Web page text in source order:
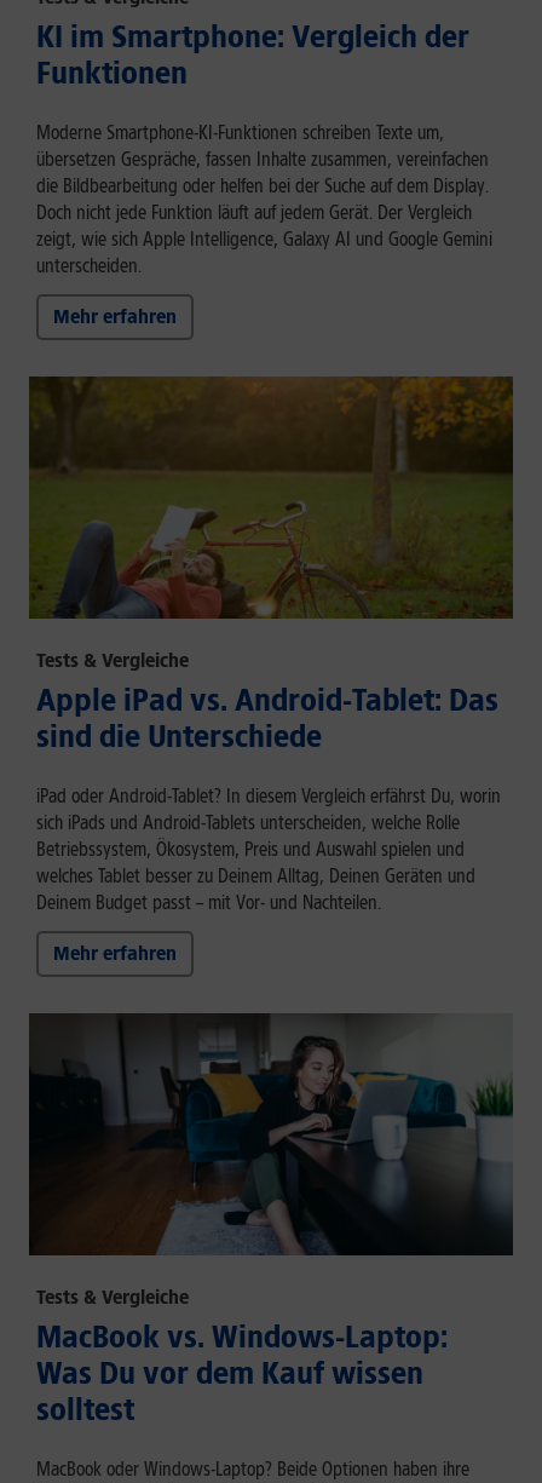
KI im Smartphone: Vergleich der
Funktionen
Moderne Smartphone-KI-Funktionen schreiben Texte um,
übersetzen Gespräche, fassen Inhalte zusammen, vereinfachen
die Bildbearbeitung oder helfen bei der Suche auf dem Display.
Doch nicht jede Funktion läuft auf jedem Gerät. Der Vergleich
zeigt, wie sich Apple Intelligence, Galaxy AI und Google Gemini
unterscheiden.
Mehr erfahren
Tests & Vergleiche
Apple iPad vs. Android-Tablet: Das
sind die Unterschiede
iPad oder Android-Tablet? In diesem Vergleich erfährst Du, worin
sich iPads und Android-Tablets unterscheiden, welche Rolle
Betriebssystem, Ökosystem, Preis und Auswahl spielen und
welches Tablet besser zu Deinem Alltag, Deinen Geräten und
Deinem Budget passt – mit Vor- und Nachteilen.
Mehr erfahren
Tests & Vergleiche
MacBook vs. Windows-Laptop:
Was Du vor dem Kauf wissen
solltest
MacBook oder Windows-Laptop? Beide Optionen haben ihre